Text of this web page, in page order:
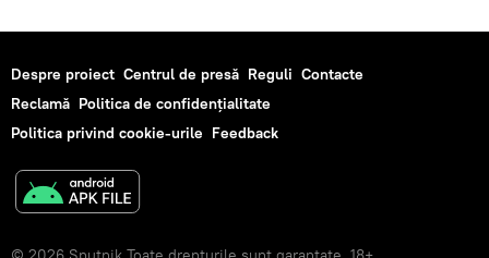
Despre proiect Centrul de presă Reguli Contacte
Reclamă Politica de confidențialitate
Politica privind cookie-urile Feedback